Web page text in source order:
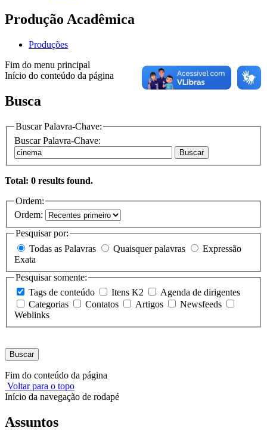
Produção Acadêmica
Produções
Fim do menu principal
Início do conteúdo da página
Busca
Buscar Palavra-Chave:
Buscar Palavra-Chave:
Buscar
Total: 0 results found.
Ordem:
Ordem:
Pesquisar por:
Todas as Palavras
Quaisquer palavras
Exata
Pesquisar somente:
Tags de conteúdo
Itens K2
Agenda de dirigentes
Categorias
Contatos Artigos
Newsfeeds
Weblinks
Buscar
Fim do conteúdo da página
Voltar para o topo
Início da navegação de rodapé
Assuntos